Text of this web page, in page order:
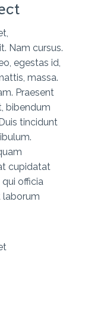
Nam cursus.
egestas id,
massa.
Praesent
bibendum
tincidunt
cupidatat
officia
laborum